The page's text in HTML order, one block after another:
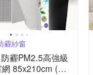
霾紗窗
霾PM2.5高強級
85x210cm (門/